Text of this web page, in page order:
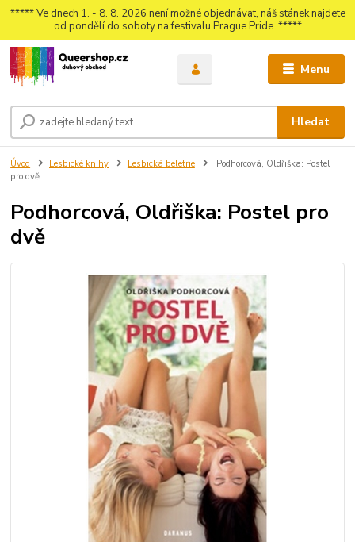
***** Ve dnech 1. - 8. 8. 2026 není možné objednávat, náš stánek najdete
od pondělí do soboty na festivalu Prague Pride. *****
Menu
Hledat
Úvod Lesbické knihy Lesbická beletrie
Podhorcová, Oldřiška: Postel
pro dvě
Podhorcová, Oldřiška: Postel pro
dvě